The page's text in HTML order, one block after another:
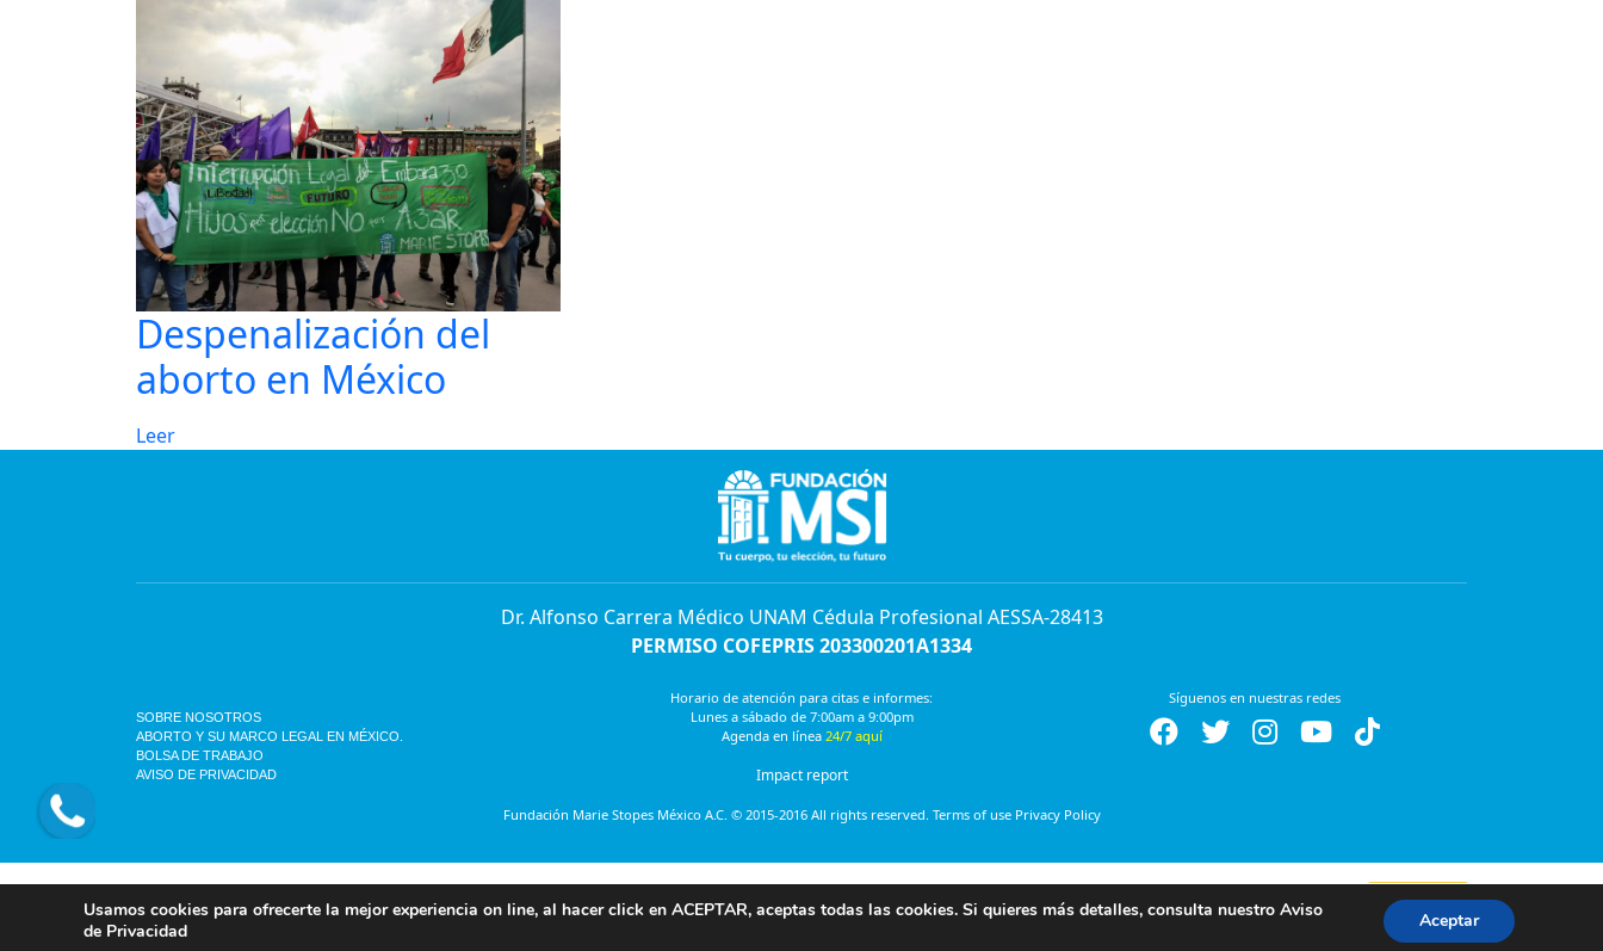
Despenalización del
aborto en México
Leer
Dr. Alfonso Carrera Médico UNAM Cédula Profesional AESSA-28413
PERMISO COFEPRIS 203300201A1334
SOBRE NOSOTROS
ABORTO Y SU MARCO LEGAL EN MÉXICO.
BOLSA DE TRABAJO
AVISO DE PRIVACIDAD
Horario de atención para citas e informes:
Lunes a sábado de 7:00am a 9:00pm
Agenda en línea 24/7 aquí
Impact report
Síguenos en nuestras redes
Fundación Marie Stopes México A.C. © 2015-2016 All rights reserved. Terms of use Privacy Policy
Usamos cookies para ofrecerte la mejor experiencia on line, al hacer click en ACEPTAR, aceptas todas las cookies. Si quieres más
detalles, consulta nuestro
Aviso de Privacidad
Aceptar
Usamos cookies para ofrecerte la mejor experiencia on line, al hacer click en ACEPTAR, aceptas todas las cookies. Si quieres más detalles, consulta nuestro Aviso
de Privacidad
Aceptar